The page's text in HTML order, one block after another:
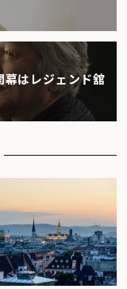
幕はレジェンド舘